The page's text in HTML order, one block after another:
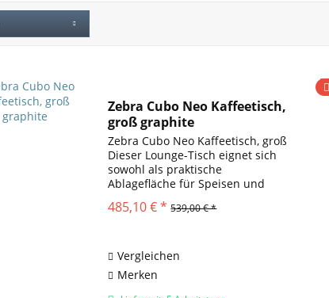
Zebra Cubo Neo Kaffeetisch,
groß graphite
Zebra Cubo Neo Kaffeetisch, groß
Dieser Lounge-Tisch eignet sich
sowohl als praktische
Ablagefläche für Speisen und
Geschirr als auch als neuer
Designtechnischer Mittelpunkt
485,10 € * 539,00 € *
Vergleichen
Merken